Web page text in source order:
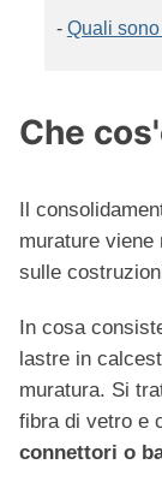
- Quali
Che
Il
murature viene
sulle
In cosa
lastre in
muratura. Si
fibra di vetro e
connettori o